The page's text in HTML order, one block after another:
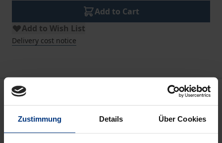
Zustimmung Details Über Cookies
Add to Cart
Add to Wish List
Delivery cost notice
Description
Die Demokratie Nachkriegsdeutschlands ist lange
Zeit vor dem Hintergrund betrachtet worden, dass